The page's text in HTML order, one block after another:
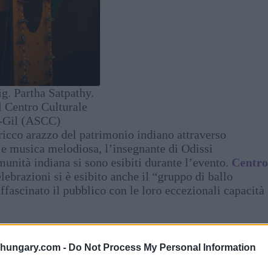
- Do Not Process My Personal Information
Partha Satpathy.
Centro Culturale
(ASCC)
arazzo del patrimonio indiano attraverso
melodiosa, l’insegnante di Odissi
indiana si sono esibiti durante l’evento. Centro
si è esibito anche il “gruppo di ballo
il pubblico con le loro eccezionali capacità